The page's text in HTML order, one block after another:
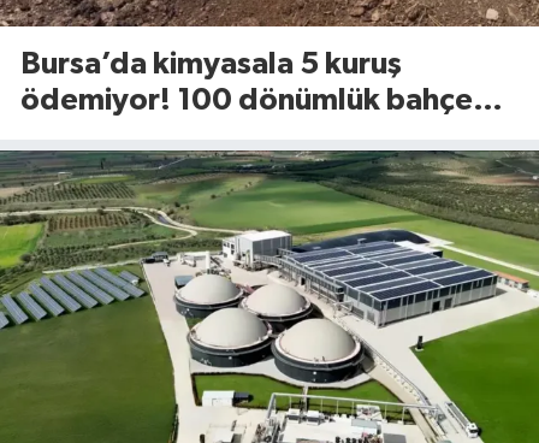
Bursa’da kimyasala 5 kuruş
ödemiyor! 100 dönümlük bahçede